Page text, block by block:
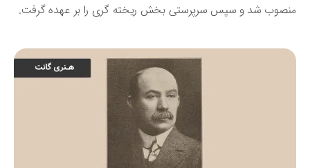
شد و سپس سرپرستی بخش ریخته گری را بر عهده گرفت.